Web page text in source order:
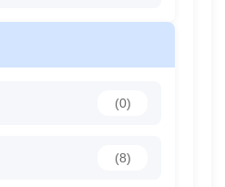
(0)
(8)